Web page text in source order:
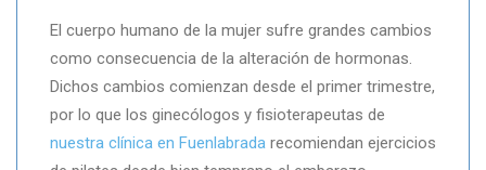
El cuerpo humano de la mujer sufre grandes cambios
como consecuencia de la alteración de hormonas.
Dichos cambios comienzan desde el primer trimestre,
por lo que los ginecólogos y fisioterapeutas de
nuestra clínica en Fuenlabrada recomiendan ejercicios